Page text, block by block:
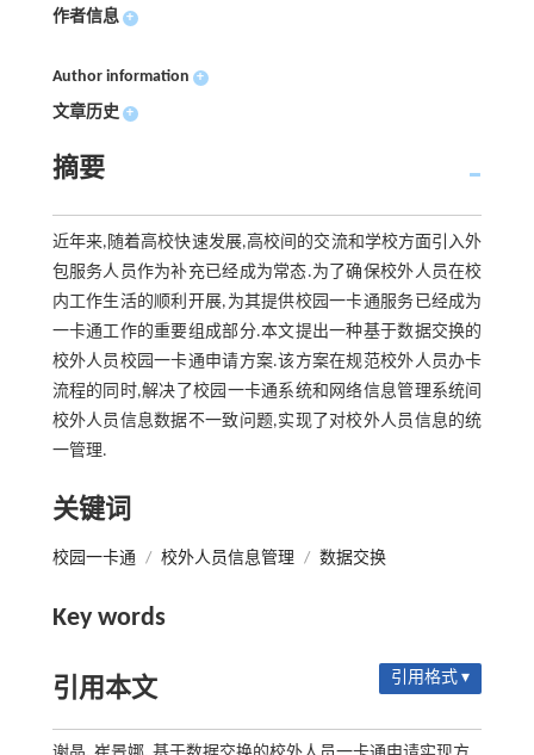
作者信息 +
Author information +
文章历史 +
摘要
近年来,随着高校快速发展,高校间的交流和学校方面引入外
包服务人员作为补充已经成为常态.为了确保校外人员在校
内工作生活的顺利开展,为其提供校园一卡通服务已经成为
一卡通工作的重要组成部分.本文提出一种基于数据交换的
校外人员校园一卡通申请方案.该方案在规范校外人员办卡
流程的同时,解决了校园一卡通系统和网络信息管理系统间
校外人员信息数据不一致问题,实现了对校外人员信息的统
一管理.
关键词
校园一卡通 / 校外人员信息管理 / 数据交换
Key words
引用本文 引用格式 ▾